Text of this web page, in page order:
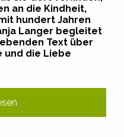
an die Kindheit,
hundert Jahren
Langer begleitet
Text über
und die Liebe